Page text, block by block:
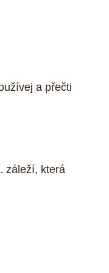
a přečti
záleží, která